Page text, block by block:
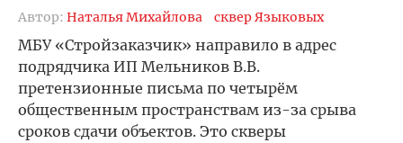
Автор: Наталья Михайлова сквер Языковых
МБУ «Стройзаказчик» направило в адрес
подрядчика ИП Мельников В.В.
претензионные письма по четырём
общественным пространствам из-за срыва
сроков сдачи объектов. Это скверы